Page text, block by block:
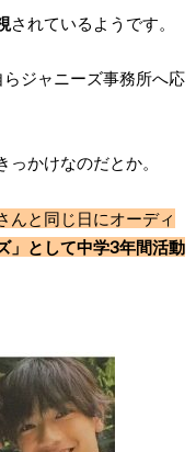
されているようです。
ジャニーズ事務所へ応
かけなのだとか。
んと同じ日にオーディ
」として中学3年間活動